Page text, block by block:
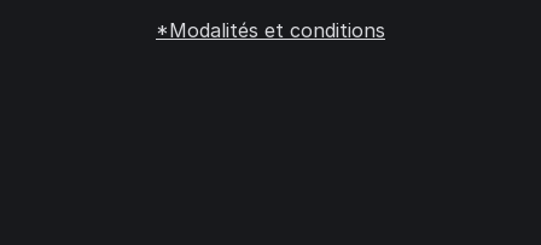
*Modalités et conditions